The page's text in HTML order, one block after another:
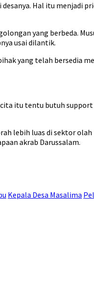
Hal itu menjadi
yang berbeda.
usai dilantik.
yang telah bersedia
itu tentu butuh
lebih luas di sektor
akrab Darussalam.
Kepala Desa Masalima